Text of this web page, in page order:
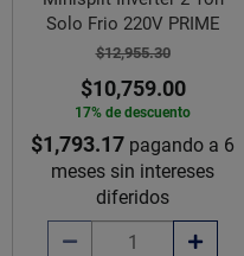
Solo Frio 220V PRIME
$12,955.30
$10,759.00
17% de descuento
$1,793.17 pagando a 6
meses sin intereses
diferidos